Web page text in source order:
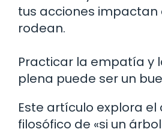
tus acciones impactan
rodean.
Practicar la empatía y
plena puede ser un
Este artículo explora el
filosófico de «si un